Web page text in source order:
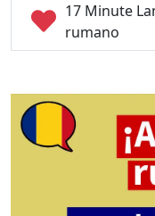
17 Minute
rumano